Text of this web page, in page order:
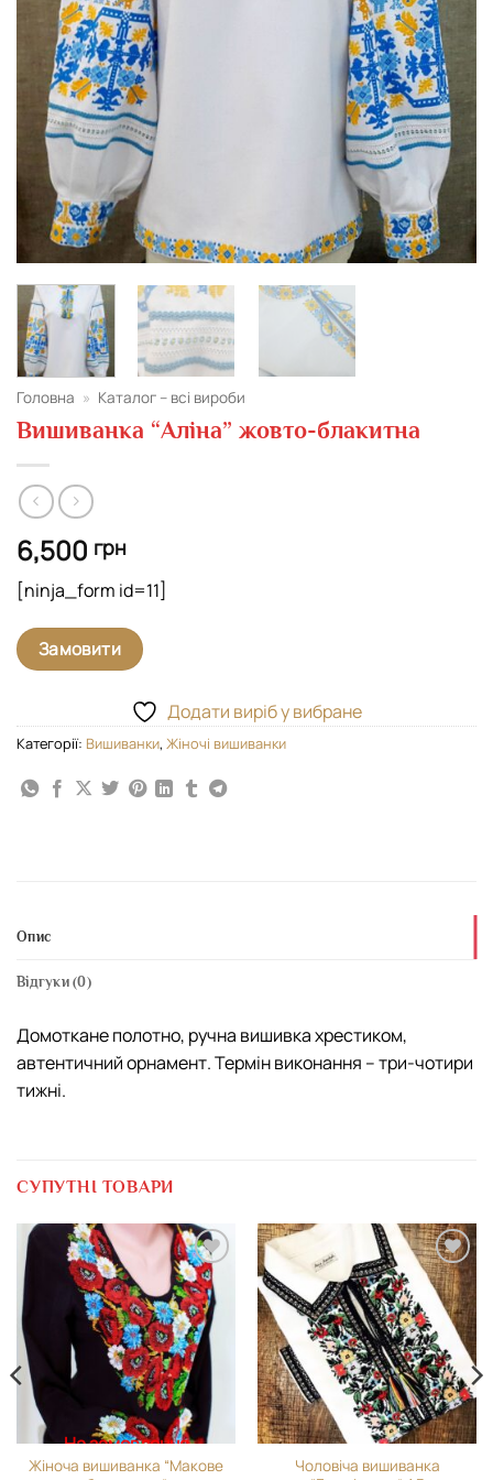
Головна » Каталог – всі вироби
Вишиванка “Аліна” жовто-блакитна
6,500 грн
[ninja_form id=11]
Замовити
Додати виріб у вибране
Категорії: Вишиванки, Жіночі вишиванки
Опис
Відгуки (0)
Домоткане полотно, ручна вишивка хрестиком,
автентичний орнамент. Термін виконання – три-чотири
тижні.
СУПУТНІ ТОВАРИ
Додати
виріб у
вибране
На замовлення
Жіноча вишиванка “Макове
Додати
виріб у
вибране
Чоловіча вишиванка